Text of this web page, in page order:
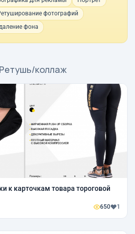
фотографий
фона
коллаж
к карточкам товара тороговой
650 1